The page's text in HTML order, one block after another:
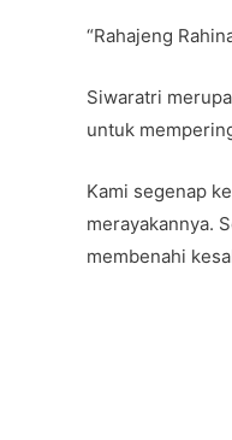
c
e
b
o
k
itt
er
“Rahajeng
Siwaratri
untuk
Kami segenap
merayakannya.
membenahi